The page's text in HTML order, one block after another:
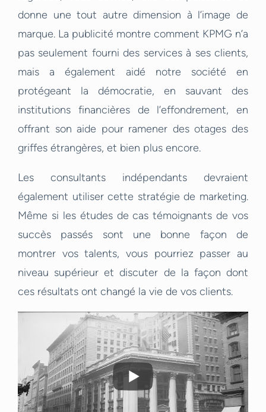
donne une tout autre dimension à l’image de
marque. La publicité montre comment KPMG n’a
pas seulement fourni des services à ses clients,
mais a également aidé notre société en
protégeant la démocratie, en sauvant des
institutions financières de l’effondrement, en
offrant son aide pour ramener des otages des
griffes étrangères, et bien plus encore.
Les consultants indépendants devraient
également utiliser cette stratégie de marketing.
Même si les études de cas témoignants de vos
succès passés sont une bonne façon de
montrer vos talents, vous pourriez passer au
niveau supérieur et discuter de la façon dont
ces résultats ont changé la vie de vos clients.